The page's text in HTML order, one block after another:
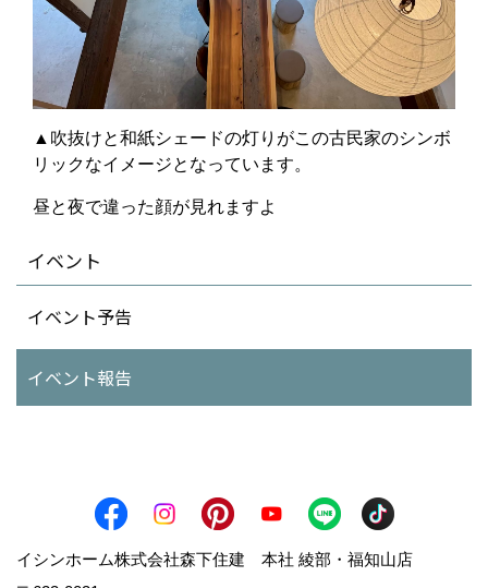
▲吹抜けと和紙シェードの灯りがこの古民家のシンボ
リックなイメージとなっています。
昼と夜で違った顔が見れますよ
イベント
イベント予告
イベント報告
イシンホーム株式会社森下住建 本社 綾部・福知山店